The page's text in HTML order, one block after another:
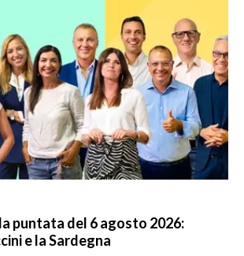
puntata del 6 agosto 2026:
e la Sardegna